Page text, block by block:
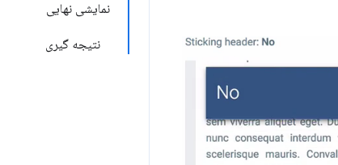
نمایشی نهایی
نتیجه گیری